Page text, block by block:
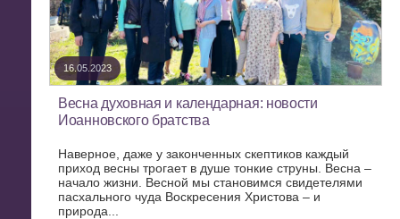
16.05.2023
Весна духовная и календарная: новости
Иоанновского братства
Наверное, даже у законченных скептиков каждый
приход весны трогает в душе тонкие струны. Весна –
начало жизни. Весной мы становимся свидетелями
пасхального чуда Воскресения Христова – и
природа...